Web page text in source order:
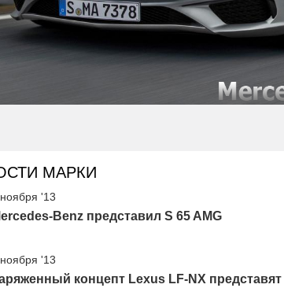
МАРКИ
'13
Benz представил S 65 AMG
'13
концепт Lexus LF-NX представят